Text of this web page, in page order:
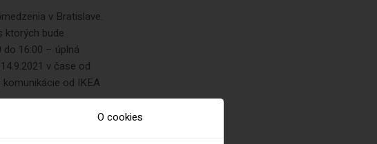
v Bratislave.
ktorých bude
16:00 – úplná
v čase od
od IKEA
O cookies